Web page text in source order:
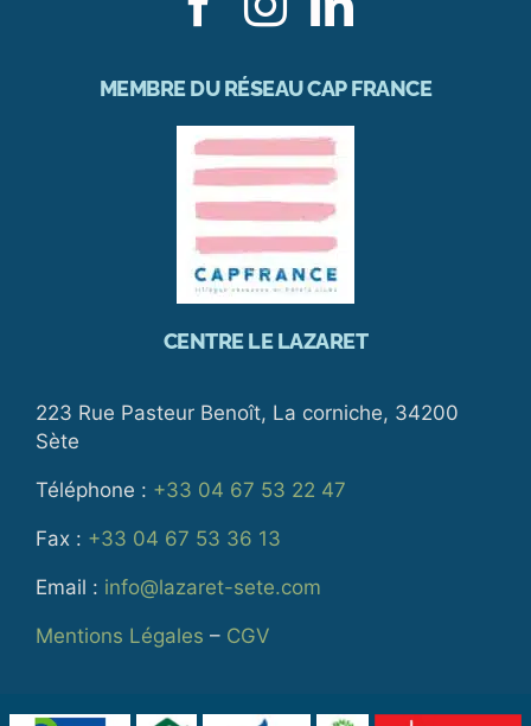
MEMBRE DU RÉSEAU CAP FRANCE
CENTRE LE LAZARET
223 Rue Pasteur Benoît, La corniche, 34200
Sète
Téléphone : +33 04 67 53 22 47
Fax : +33 04 67 53 36 13
Email : info@lazaret-sete.com
Mentions Légales – CGV